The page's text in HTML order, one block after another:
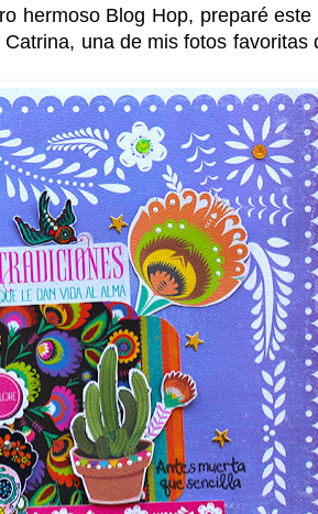
hermoso Blog Hop, preparé este
una de mis fotos favoritas